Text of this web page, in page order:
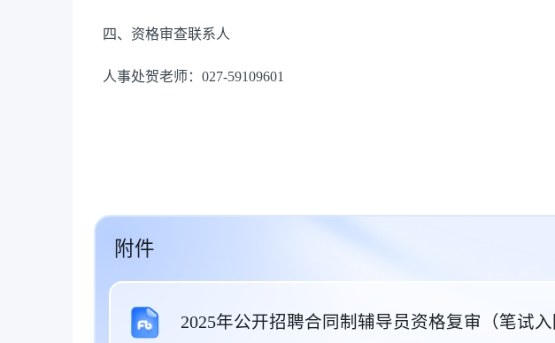
四、资格审查联系人
人事处贺老师： 027-59109601
附件
2025年公开招聘合同制辅导员资格复审（笔试